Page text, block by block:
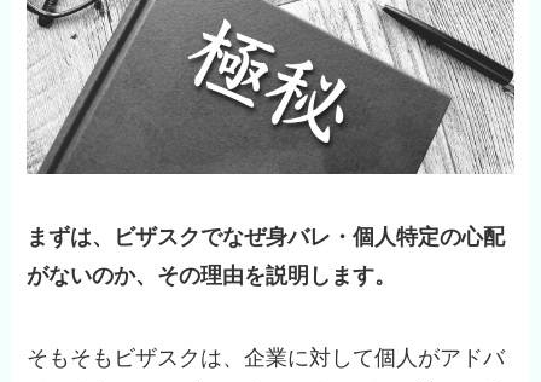
まずは、ビザスクでなぜ身バレ・個人特定の心配
がないのか、その理由を説明します。
そもそもビザスクは、企業に対して個人がアドバ